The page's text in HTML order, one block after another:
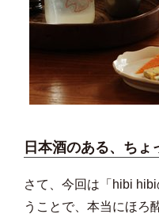
日本酒のある、ちょ
さて、今回は「hibi hibi
うことで、本当にほろ